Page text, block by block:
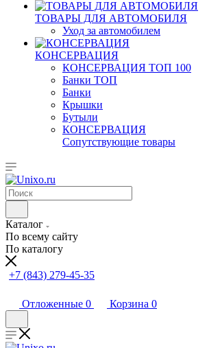
ТОВАРЫ ДЛЯ АВТОМОБИЛЯ
Уход за автомобилем
КОНСЕРВАЦИЯ
КОНСЕРВАЦИЯ ТОП 100
Банки ТОП
Банки
Крышки
Бутыли
КОНСЕРВАЦИЯ
Сопутствующие товары
Каталог
По всему сайту
По каталогу
+7 (843) 279-45-35
Отложенные 0 Корзина 0